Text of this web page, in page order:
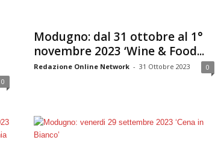
0
Modugno: dal 31 ottobre al 1°
novembre 2023 ‘Wine & Food...
Redazione Online Network - 31 Ottobre 2023 0